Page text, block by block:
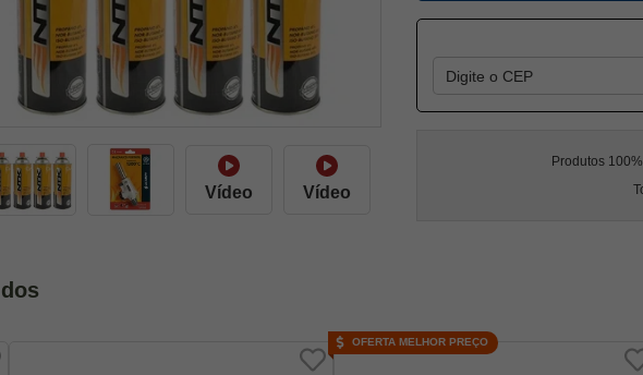
Vídeo Vídeo
Produtos
OFERTA MELHOR PREÇO